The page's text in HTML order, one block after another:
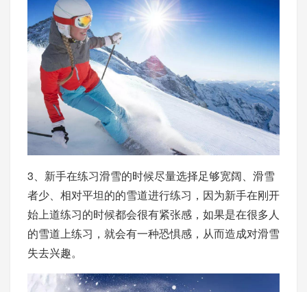
3、新手在练习滑雪的时候尽量选择足够宽阔、滑雪
者少、相对平坦的的雪道进行练习，因为新手在刚开
始上道练习的时候都会很有紧张感，如果是在很多人
的雪道上练习，就会有一种恐惧感，从而造成对滑雪
失去兴趣。